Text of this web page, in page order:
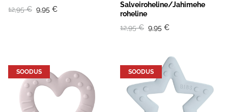
12,95 € 9,95 €
Salveiroheline/Jahimehe
roheline
12,95 € 9,95 €
SOODUS SOODUS